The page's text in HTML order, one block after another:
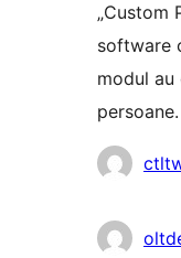
„Custom
software
modul
persoane.